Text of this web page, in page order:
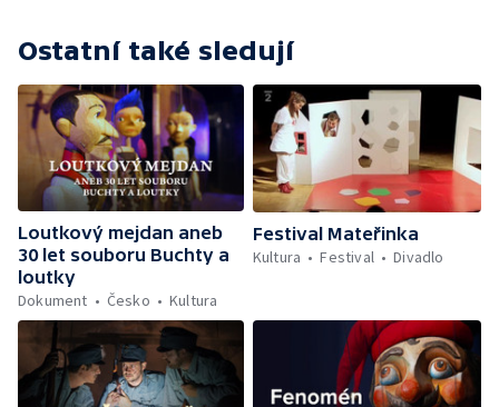
Ostatní také sledují
Loutkový mejdan aneb
30 let souboru Buchty a
loutky
Dokument
Česko Kultura
Festival Mateřinka
Kultura
Festival Divadlo